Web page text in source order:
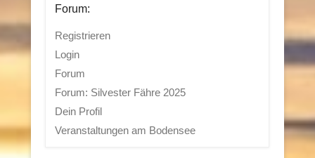
Forum:
Registrieren
Login
Forum
Forum: Silvester Fähre 2025
Dein Profil
Veranstaltungen am Bodensee